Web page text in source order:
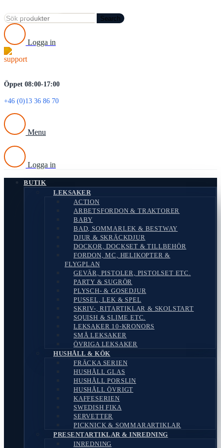
Search
Logga in
Öppet 08:00-17:00
+46 (0)13 36 86 70
Menu
Logga in
BUTIK
LEKSAKER
ACTION
ARBETSFORDON & TRAKTORER
BABY
BAD, SOMMARLEK & BESTWAY
DJUR & SKRÄCKDJUR
DOCKOR, DOCKSET & TILLBEHÖR
FORDON, MC, HELIKOPTER &
FLYGPLAN
GEVÄR, PISTOLER, PISTOLSET ETC.
PARTY & SUGRÖR
PLYSCH- & GOSEDJUR
PUSSEL, LEK & SPEL
SKRIV-, RITARTIKLAR & SKOLSTART
SQUISH & SLIME ETC.
LEKSAKER 10-KRONORS
SMÅ LEKSAKER
ÖVRIGA LEKSAKER
HUSHÅLL & KÖK
FRÄCKA SERIEN
HUSHÅLL GLAS
HUSHÅLL PORSLIN
HUSHÅLL ÖVRIGT
KAFFESERIEN
SWEDISH FIKA
SERVETTER
PICKNICK & SOMMARARTIKLAR
PRESENTARTIKLAR & INREDNING
INREDNING